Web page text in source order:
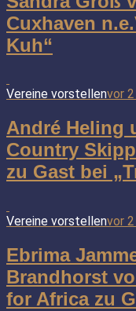
Cuxhaven
Kuh“
Vereine vorstellenvor
André Heling
Country
zu Gast bei
Vereine vorstellenvor
Ebrima
Brandhorst
for Africa zu